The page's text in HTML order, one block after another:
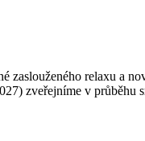
relaxu a
zveřejníme v průběhu